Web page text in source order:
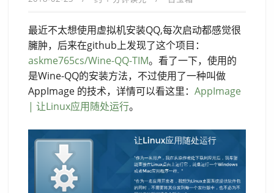
最近不太想使用虚拟机安装QQ,每次启动都感觉很
臃肿，后来在github上发现了这个项目：
askme765cs/Wine-QQ-TIM。看了一下，使用的
是Wine-QQ的安装方法，不过使用了一种叫做
AppImage 的技术，详情可以看这里： AppImage
| 让Linux应用随处运行。